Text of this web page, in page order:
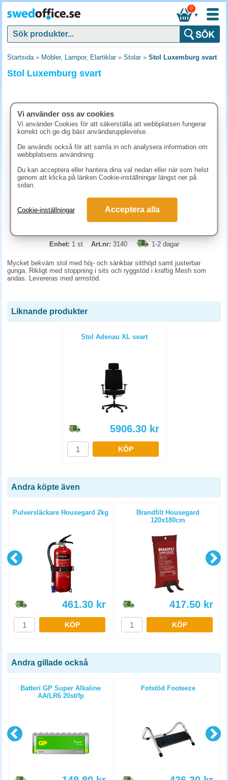
▼
0
Startsida» Möbler, Lampor, Elartiklar» Stolar» Stol Luxemburg svart
Stol Luxemburg svart
3518.80 kr
KÖP
Enhet: 1 st Art.nr: 3140 1-2 dagar
Mycket bekväm stol med höj- och sänkbar sitthöjd samt justerbar
gunga. Rikligt med stoppning i sits och ryggstöd i kraftig Mesh som
andas. Levereras med armstöd.
Liknande produkter
Stol Adenau XL svart
5906.30 kr
KÖP
Andra köpte även
Pulversläckare Housegard 2kg
461.30 kr
KÖP
Brandfilt Housegard
120x180cm
417.50 kr
KÖP
Andra gillade också
Batteri GP Super Alkaline
AA/LR6 20st/fp
Fotstöd Footeeze
Vi använder oss av cookies
Vi använder Cookies för att säkerställa att webbplatsen fungerar
korrekt och ge dig bäst användarupplevelse.
De används också för att samla in och analysera information om
webbplatsens användning.
Du kan acceptera eller hantera dina val nedan eller när som helst
genom att klicka på länken Cookie-inställningar längst ner på
sidan.
Cookie-inställningar Acceptera alla